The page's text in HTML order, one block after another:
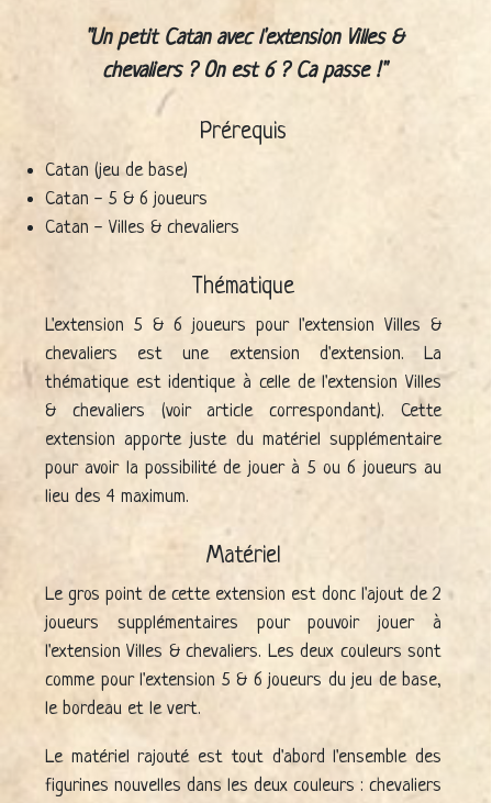
Un petit Catan avec l'extension Villes &
chevaliers ? On est 6 ? Ca passe !
Prérequis
Catan (jeu de base)
Catan - 5 & 6 joueurs
Catan - Villes & chevaliers
Thématique
L'extension 5 & 6 joueurs pour l'extension Villes &
chevaliers est une extension d'extension. La
thématique est identique à celle de l'extension Villes
& chevaliers (voir article correspondant). Cette
extension apporte juste du matériel supplémentaire
pour avoir la possibilité de jouer à 5 ou 6 joueurs au
lieu des 4 maximum.
Matériel
Le gros point de cette extension est donc l'ajout de 2
joueurs supplémentaires pour pouvoir jouer à
l'extension Villes & chevaliers. Les deux couleurs sont
comme pour l'extension 5 & 6 joueurs du jeu de base,
le bordeau et le vert.
Le matériel rajouté est tout d'abord l'ensemble des
figurines nouvelles dans les deux couleurs : chevaliers